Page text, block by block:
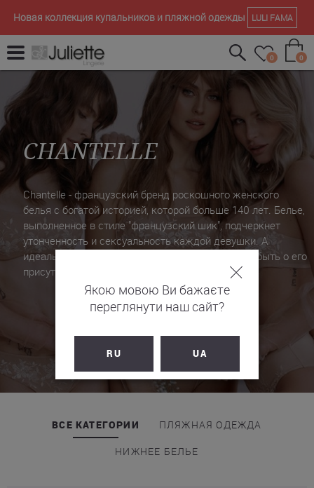
Новая коллекция купальников и пляжной одежды LULI FAMA
0 0
CHANTELLE
Chantelle - французский бренд роскошного женского
белья с богатой историей, которой больше 140 лет. Белье,
выполненное в стиле "французский шик", подчеркнет
утонченность и сексуальность каждой девушки. А
идеальная посадка белья Chantelle, позволит забыть о его
присутствии во время носки.
ВСЕ КАТЕГОРИИ
ПЛЯЖНАЯ ОДЕЖДА
НИЖНЕЕ БЕЛЬЕ
Якою мовою Ви бажаєте
переглянути наш сайт?
RU UA